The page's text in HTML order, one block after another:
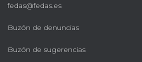
fedas@fedas.es
Buzón de denuncias
Buzón de sugerencias